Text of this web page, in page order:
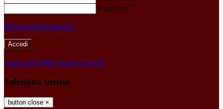
Password
Password dimenticata?
-
Entra con SPID Entra con CIE
Seleziona utente
button close ×